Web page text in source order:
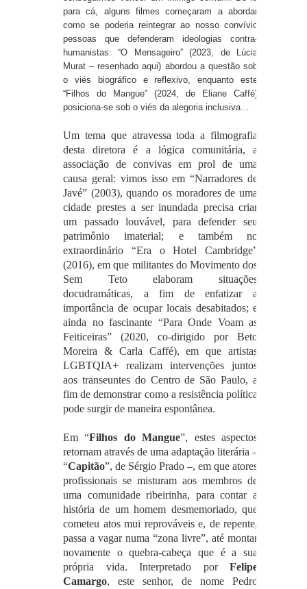
para cá, alguns filmes começaram a abordar
como se poderia reintegrar ao nosso convívio
pessoas que defenderam ideologias contra-
humanistas: “O Mensageiro” (2023, de Lúcia
Murat – resenhadoaqui) abordou a questão sob
o viés biográfico e reflexivo, enquanto este
“Filhos do Mangue” (2024, de Eliane Caffé)
posiciona-se sob o viés da alegoria inclusiva…
Um tema que atravessa toda a filmografia
desta diretora é a lógica comunitária, a
associação de convivas em prol de uma
causa geral: vimos isso em “Narradores de
Javé” (2003), quando os moradores de uma
cidade prestes a ser inundada precisa criar
um passado louvável, para defender seu
patrimônio imaterial; e também no
extraordinário “Era o Hotel Cambridge”
(2016), em que militantes do Movimento dos
Sem Teto elaboram situações
docudramáticas, a fim de enfatizar a
importância de ocupar locais desabitados; e
ainda no fascinante “Para Onde Voam as
Feiticeiras” (2020, co-dirigido por Beto
Moreira & Carla Caffé), em que artistas
LGBTQIA+ realizam intervenções juntos
aos transeuntes do Centro de São Paulo, a
fim de demonstrar como a resistência política
pode surgir de maneira espontânea.
Em “Filhos do Mangue”, estes aspectos
retornam através de uma adaptação literária –
“Capitão”, de Sérgio Prado –, em que atores
profissionais se misturam aos membros de
uma comunidade ribeirinha, para contar a
história de um homem desmemoriado, que
cometeu atos mui reprováveis e, de repente,
passa a vagar numa “zona livre”, até montar
novamente o quebra-cabeça que é a sua
própria vida. Interpretado por Felipe
Camargo, este senhor, de nome Pedro